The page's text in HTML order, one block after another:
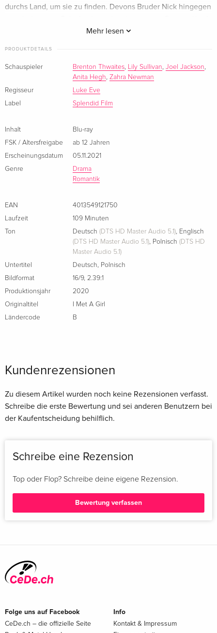
Mehr lesen
durchs Land, um sie zu finden. Devons Bruder Nick hingegen
existiert… Und so beschliesst er, seinem jüngeren Bruder zu
PRODUKTDETAILS
Schauspieler Brenton Thwaites Lily Sullivan Joel Jackson
Anita Hegh Zahra Newman
Regisseur
Luke Eve
Label
Splendid Film
Inhalt
Blu-ray
FSK / Altersfreigabe
ab 12 Jahren
Erscheinungsdatum
05.11.2021
Genre
Drama
Romantik
EAN
4013549121750
Laufzeit
109 Minuten
Ton
Deutsch (DTS HD Master Audio 5.1)
Englisch
(DTS HD Master Audio 5.1)
Polnisch (DTS HD
Master Audio 5.1)
Untertitel
Deutsch
Polnisch
Bildformat
16/9, 2.39:1
Produktionsjahr
2020
Originaltitel
I Met A Girl
Ländercode
B
Kundenrezensionen
Zu diesem Artikel wurden noch keine Rezensionen verfasst.
Schreibe die erste Bewertung und sei anderen Benutzern bei
der Kaufentscheidung behilflich.
Schreibe eine Rezension
Top oder Flop? Schreibe deine eigene Rezension.
Bewertung verfassen
Folge uns auf Facebook
CeDe.ch – die offizielle Seite
Info
Kontakt & Impressum